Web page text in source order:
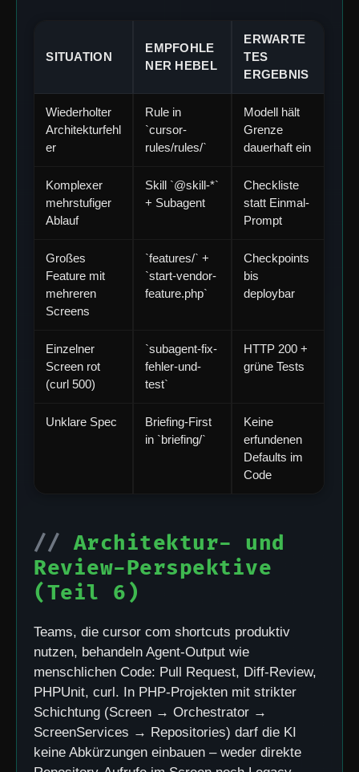
SITUATION
EMPFOHLE
NER HEBEL
ERWARTE
TES
ERGEBNIS
Wiederholter
Architekturfehl
er
Rule in
`cursor-
rules/rules/`
Modell hält
Grenze
dauerhaft ein
Komplexer
mehrstufiger
Ablauf
Skill `@skill-*`
+ Subagent
Checkliste
statt Einmal-
Prompt
Großes
Feature mit
mehreren
Screens
`features/` +
`start-vendor-
feature.php`
Checkpoints
bis
deploybar
Einzelner
Screen rot
(curl 500)
`subagent-fix-
fehler-und-
test`
HTTP 200 +
grüne Tests
Unklare Spec
Briefing-First
in `briefing/`
Keine
erfundenen
Defaults im
Code
Architektur- und
Review-Perspektive
(Teil 6)
Teams, die cursor com shortcuts produktiv
nutzen, behandeln Agent-Output wie
menschlichen Code: Pull Request, Diff-Review,
PHPUnit, curl. In PHP-Projekten mit strikter
Schichtung (Screen → Orchestrator →
ScreenServices → Repositories) darf die KI
keine Abkürzungen einbauen – weder direkte